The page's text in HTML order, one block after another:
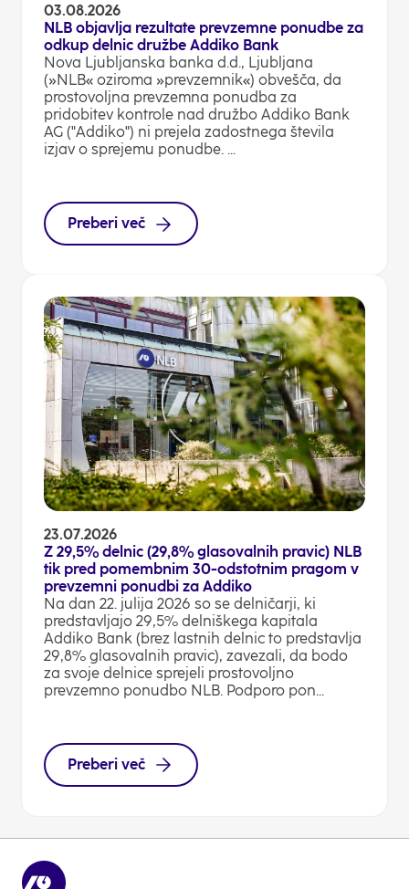
03.08.2026
NLB objavlja rezultate prevzemne ponudbe za
odkup delnic družbe Addiko Bank
Nova Ljubljanska banka d.d., Ljubljana
(»NLB« oziroma »prevzemnik«) obvešča, da
prostovoljna prevzemna ponudba za
pridobitev kontrole nad družbo Addiko Bank
AG ("Addiko") ni prejela zadostnega števila
izjav o sprejemu ponudbe. ...
Preberi več
23.07.2026
Z 29,5% delnic (29,8% glasovalnih pravic) NLB
tik pred pomembnim 30-odstotnim pragom v
prevzemni ponudbi za Addiko
Na dan 22. julija 2026 so se delničarji, ki
predstavljajo 29,5% delniškega kapitala
Addiko Bank (brez lastnih delnic to predstavlja
29,8% glasovalnih pravic), zavezali, da bodo
za svoje delnice sprejeli prostovoljno
prevzemno ponudbo NLB. Podporo pon...
Preberi več